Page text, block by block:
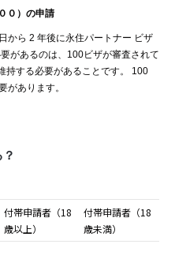
０）の申請
から 2 年後に永住パートナー ビザ
があるのは、 100ビザが審査されて
持する必要があることです。 100
があります。
付帯申請者（18
歳以上）
付帯申請者（18
歳未満）